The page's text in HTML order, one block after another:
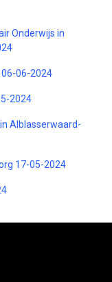
Onderwijs in
06-06-2024
2024
Alblasserwaard-
17-05-2024